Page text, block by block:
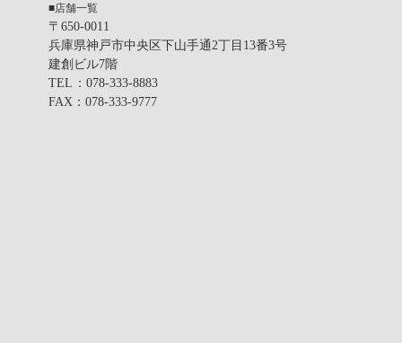
■店舗一覧
〒650-0011
兵庫県神戸市中央区下山手通2丁目13番3号
建創ビル7階
TEL ：078-333-8883
FAX ：078-333-9777